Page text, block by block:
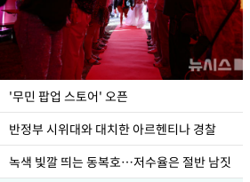
'무민 팝업 스토어' 오픈
반정부 시위대와 대치한 아르헨티나 경찰
녹색 빛깔 띄는 동복호…저수율은 절반 남짓